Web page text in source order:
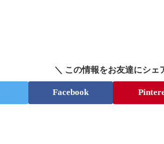
＼ この情報をお友達にシェ
Facebook